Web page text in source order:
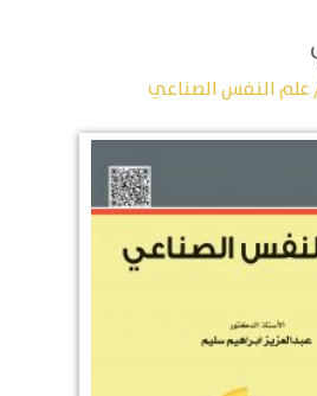
علم النفس الصناعي